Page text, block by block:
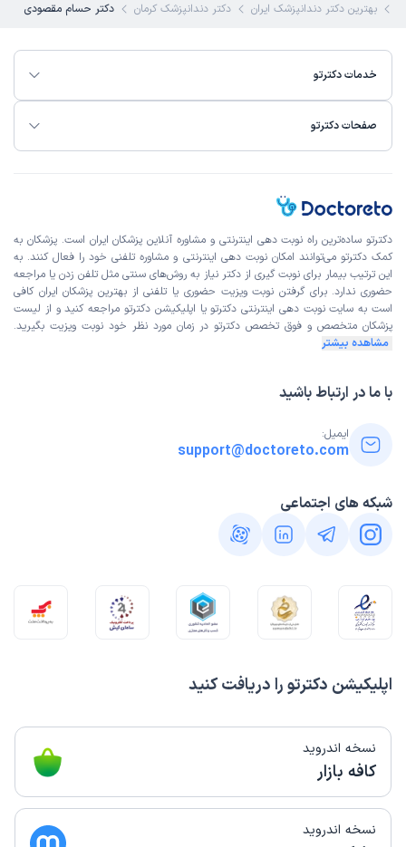
بهترین دکتر دندانپزشک ایران دکتر دندانپزشک کرمان دکتر حسام مقصودی
خدمات دکترتو
صفحات دکترتو
اپلیکیشن دکترتو را دریافت کنید
نسخه اندروید
کافه بازار
نسخه اندروید
دکترتو ساده‌ترین راه نوبت‌ دهی اینترنتی و مشاوره آنلاین پزشکان ایران است. پزشکان به
کمک دکترتو می‌توانند امکان نوبت دهی اینترنتی و مشاوره تلفنی خود را فعال کنند. به
این ترتیب بیمار برای نوبت گیری از دکتر نیاز به روش‌های سنتی مثل تلفن زدن یا مراجعه
حضوری ندارد. برای گرفتن نوبت ویزیت حضوری یا تلفنی از بهترین پزشکان ایران کافی
است به سایت نوبت دهی اینترنتی دکترتو یا اپلیکیشن دکترتو مراجعه کنید و از لیست
پزشکان متخصص و فوق تخصص دکترتو در زمان مورد نظر خود نوبت ویزیت بگیرید.
مشاهده بیشتر
با ما در ارتباط باشید
ایمیل:
support@doctoreto.com
شبکه های اجتماعی